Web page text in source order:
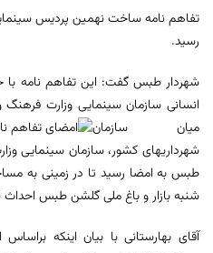
تفاهم نامه ساخت نهمین پردیس
رسید.
شهردار طبس گفت: این تفاهم نامه با
انسانی سازمان سینمایی وزارت
میان سازمان
شهرداریهای کشور، سازمان سینمایی
شنبه بازار و باغ ملی گلشن طبس
آقای بهارستانی با بیان اینکه